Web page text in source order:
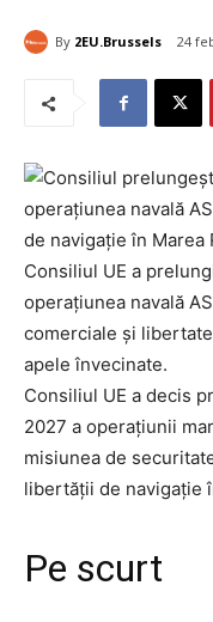
By 2EU.Brussels 24
Consiliul UE a
operațiunea navală
comerciale și
apele învecinate.
Consiliul UE a decis
2027 a operațiunii
misiunea de
libertății de navigație
Pe scurt